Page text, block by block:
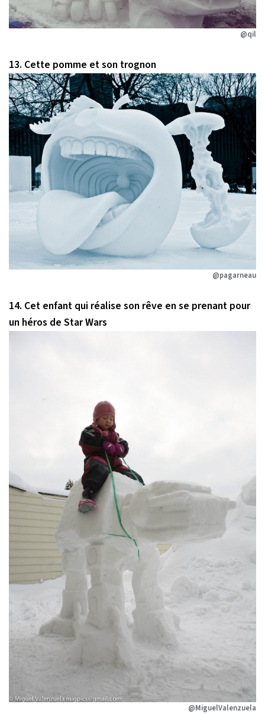
@qil
13. Cette pomme et son trognon
@pagarneau
14. Cet enfant qui réalise son rêve en se prenant pour
un héros de Star Wars
@MiguelValenzuela